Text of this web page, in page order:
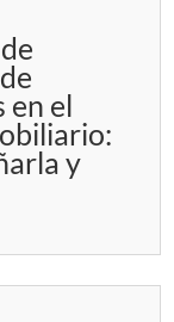
en el
y